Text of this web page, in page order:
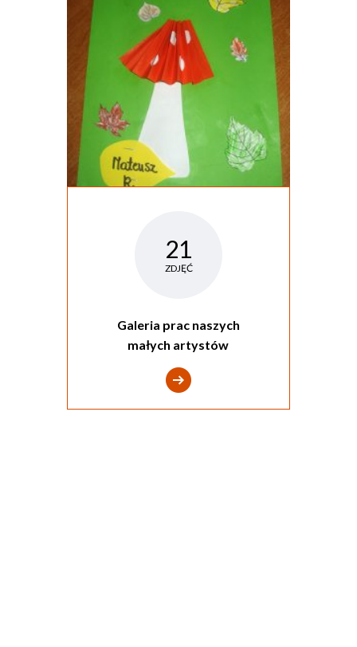
21
ZDJĘĆ
Galeria prac naszych
małych artystów